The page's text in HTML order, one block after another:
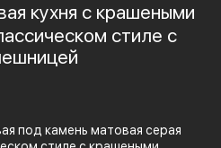
кухня с крашеными
стиле с
под камень матовая серая